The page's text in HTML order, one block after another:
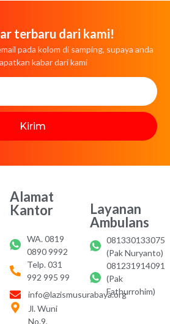
terbaru dari kami!
pada kolom di samping, supaya anda
kabar dari kami
Kirim
Alamat
Kantor
WA. 0819
0890 9992
Telp. 031
992 995 99
info@lazismusurabaya.org
Jl. Wuni
No.9,
Layanan
Ambulans
081330133075
(Pak Nuryanto)
081231914091
(Pak
Fathurrohim)